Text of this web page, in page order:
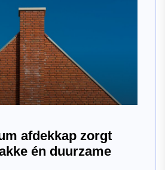
afdekkap zorgt
én duurzame